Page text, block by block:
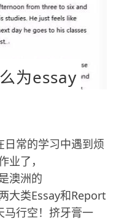
为essay
常的学习中遇到烦
业了，
澳洲的
大类Essay和Report
马行空！挤牙膏一